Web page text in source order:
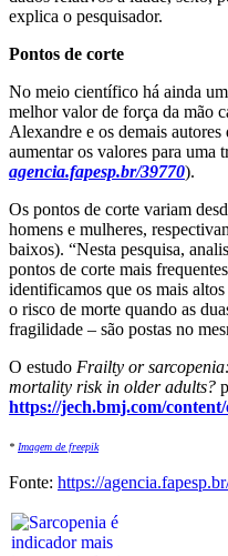
explica o pesquisador.
Pontos de corte
No meio científico há ainda
melhor valor de força da mão
Alexandre e os demais
aumentar os valores para uma
agencia.fapesp.br/39770).
Os pontos de corte variam
homens e mulheres,
baixos). “Nesta pesquisa,
pontos de corte mais
identificamos que os mais
o risco de morte quando as
fragilidade – são postas no
O estudo Frailty or
mortality risk in older adults?
https://jech.bmj.com/content/
* Imagem de freepik
Fonte: https://